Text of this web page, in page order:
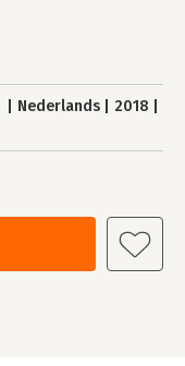
Nederlands
2018